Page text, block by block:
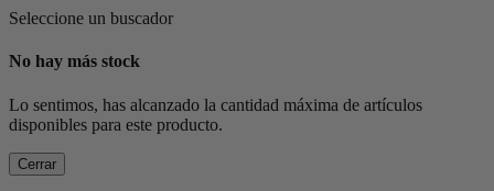
Seleccione un buscador
No hay más stock
Lo sentimos, has alcanzado la cantidad máxima de artículos
disponibles para este producto.
Cerrar